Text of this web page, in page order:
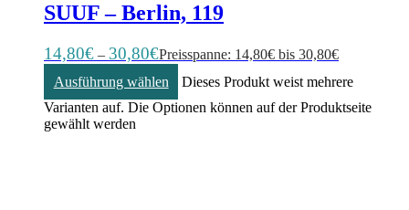
SUUF – Berlin, 119
14,80€ – 30,80€Preisspanne: 14,80€ bis 30,80€
Ausführung wählen
Dieses Produkt weist mehrere
Varianten auf. Die Optionen können auf der Produktseite
gewählt werden